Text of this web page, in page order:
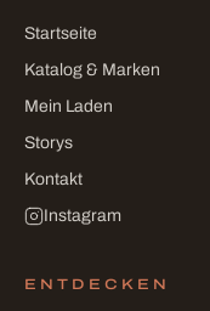
Startseite
Katalog & Marken
Mein Laden
Storys
Kontakt
Instagram
ENTDECKEN